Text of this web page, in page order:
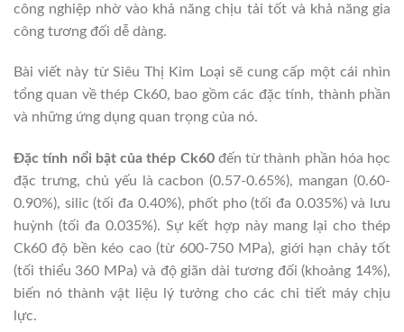
công nghiệp nhờ vào khả năng chịu tải tốt và khả năng gia
công tương đối dễ dàng.
Bài viết này từ Siêu Thị Kim Loại sẽ cung cấp một cái nhìn
tổng quan về thép Ck60, bao gồm các đặc tính, thành phần
và những ứng dụng quan trọng của nó.
Đặc tính nổi bật của thép Ck60đến từ thành phần hóa học
đặc trưng, chủ yếu là cacbon (0.57-0.65%), mangan (0.60-
0.90%), silic (tối đa 0.40%), phốt pho (tối đa 0.035%) và lưu
huỳnh (tối đa 0.035%). Sự kết hợp này mang lại cho thép
Ck60 độ bền kéo cao (từ 600-750 MPa), giới hạn chảy tốt
(tối thiểu 360 MPa) và độ giãn dài tương đối (khoảng 14%),
biến nó thành vật liệu lý tưởng cho các chi tiết máy chịu
lực.